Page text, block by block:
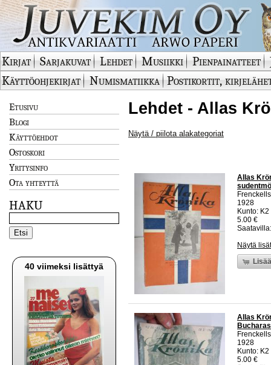
Kirjat Sarjakuvat Lehdet Musiikki Pienpainatteet
Käyttöohjekirjat
Numismatiikka Postikortit,
Etusivu
Blogi
Käyttöehdot
Ostoskori
Yritysinfo
Ota yhteyttä
HAKU
40 viimeksi lisättyä
Lehdet - Allas
Näytä / piilota alakategoriat
Allas
1928
Kunto:
5.00 €
Näytä
Allas
1928
Kunto:
5.00 €